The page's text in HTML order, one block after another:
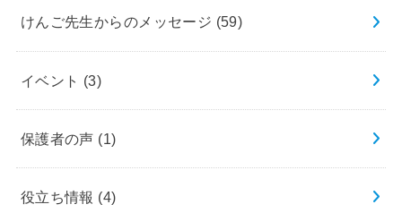
けんご先生からのメッセージ (59)
イベント (3)
保護者の声 (1)
役立ち情報 (4)